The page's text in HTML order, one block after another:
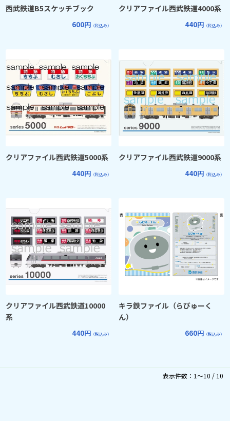
西武鉄道B5スケッチブック
600円 （税込み）
クリアファイル西武鉄道4000系
440円 （税込み）
クリアファイル西武鉄道5000系
440円 （税込み）
クリアファイル西武鉄道9000系
440円 （税込み）
クリアファイル西武鉄道10000
系
440円 （税込み）
キラ鉄ファイル（らびゅーく
ん）
660円 （税込み）
表示件数：1～10 / 10